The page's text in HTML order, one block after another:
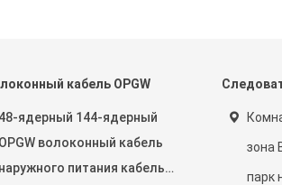
кабель OPGW
48-ядерный 144-ядерный
OPGW волоконный кабель
наружного питания кабель
зона
парк